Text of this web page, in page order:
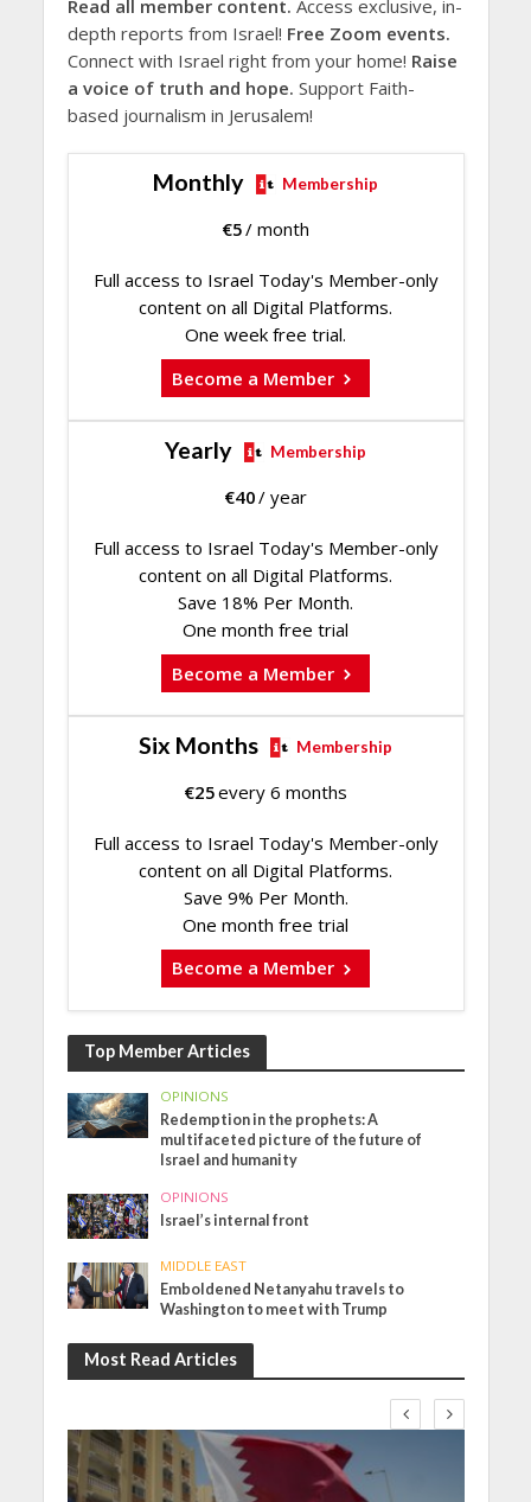
Read all member content. Access exclusive, in-
depth reports from Israel! Free Zoom events.
Connect with Israel right from your home! Raise
a voice of truth and hope. Support Faith-
based journalism in Jerusalem!
Monthly Membership
€5/ month
Full access to Israel Today's Member-only
content on all Digital Platforms.
One week free trial.
Become a Member
Yearly Membership
€40/ year
Full access to Israel Today's Member-only
content on all Digital Platforms.
Save 18% Per Month.
One month free trial
Become a Member
Six Months Membership
€25every 6 months
Full access to Israel Today's Member-only
content on all Digital Platforms.
Save 9% Per Month.
One month free trial
Become a Member
Top Member Articles
OPINIONS
Redemption in the prophets: A
multifaceted picture of the future of
Israel and humanity
OPINIONS
Israel’s internal front
MIDDLE EAST
Emboldened Netanyahu travels to
Washington to meet with Trump
Most Read Articles